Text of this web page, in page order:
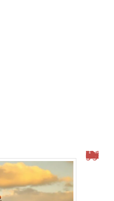
Peut-on doubler un tracteur sur une ligne blanche ? Découvrez les règles !